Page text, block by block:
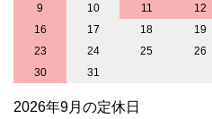
9
10 11 12
16
17 18 19
23
24 25 26
30
31
2026年9月の定休日